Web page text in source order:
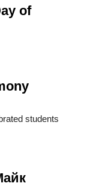
of
Double the Fun!
students